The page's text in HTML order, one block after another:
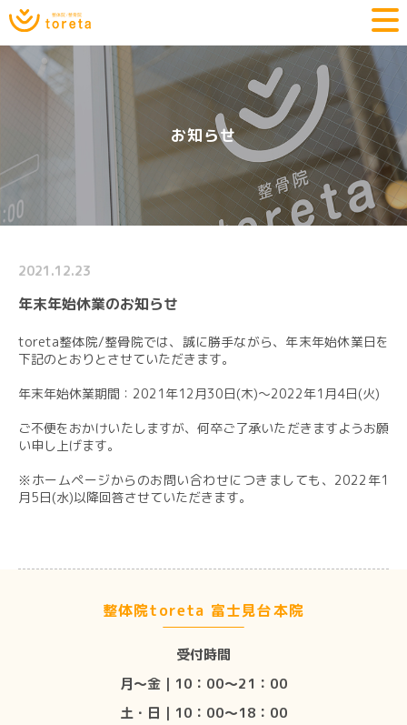
お知らせ
2021.12.23
年末年始休業のお知らせ
toreta整体院/整骨院では、誠に勝手ながら、年末年始休業日を
下記のとおりとさせていただきます。
年末年始休業期間：2021年12月30日(木)～2022年1月4日(火)
ご不便をおかけいたしますが、何卒ご了承いただきますようお願
い申し上げます。
※ホームページからのお問い合わせにつきましても、2022年1
月5日(水)以降回答させていただきます。
整体院toreta 富士見台本院
受付時間
月〜金｜10：00〜21：00
土・日｜10：00〜18：00